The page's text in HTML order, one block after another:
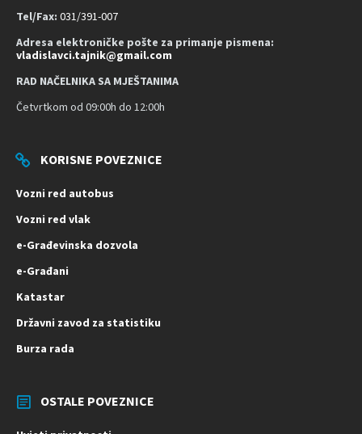
Tel/Fax: 031/391-007
Adresa elektroničke pošte za primanje pismena:
vladislavci.tajnik@gmail.com
RAD NAČELNIKA SA MJEŠTANIMA
Četvrtkom od 09:00h do 12:00h
KORISNE POVEZNICE
Vozni red autobus
Vozni red vlak
e-Građevinska dozvola
e-Građani
Katastar
Državni zavod za statistiku
Burza rada
OSTALE POVEZNICE